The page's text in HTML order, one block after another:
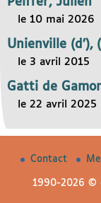
le 10 mai 2026
Unienville
le 3 avril 2015
Gatti de
le 22 avril 2025
Contact
1990-2026 ©